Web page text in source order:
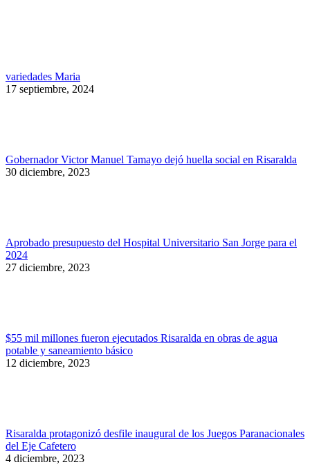
variedades Maria
17 septiembre, 2024
Gobernador Victor Manuel Tamayo dejó huella social en Risaralda
30 diciembre, 2023
Aprobado presupuesto del Hospital Universitario San Jorge para el
2024
27 diciembre, 2023
$55 mil millones fueron ejecutados Risaralda en obras de agua
potable y saneamiento básico
12 diciembre, 2023
Risaralda protagonizó desfile inaugural de los Juegos Paranacionales
del Eje Cafetero
4 diciembre, 2023